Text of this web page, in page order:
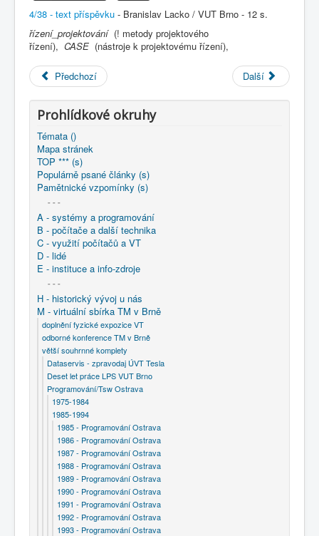
Historické počítače
COBOL
O nás
Úvod
M - virtuální sbírka TM v Brně
větší souhrnné komplety
Programování/Tsw Ostrava
1992 - Programování Ostrava
1992 - Projektové řízení a systémy CASE
4/38 - text příspěvku - Branislav Lacko / VUT Brno - 12 s.
řízení_projektování (! metody projektového
řízení), CASE (nástroje k projektovému řízení),
Předchozí Další
Prohlídkové okruhy
Témata ()
Mapa stránek
TOP *** (s)
Populárně psané články (s)
Pamětnické vzpomínky (s)
- - -
A - systémy a programování
B - počítače a další technika
C - využití počítačů a VT
D - lidé
E - instituce a info-zdroje
- - -
H - historický vývoj u nás
M - virtuální sbírka TM v Brně
doplnění fyzické expozice VT
odborné konference TM v Brně
větší souhrnné komplety
Dataservis - zpravodaj ÚVT Tesla
Deset let práce LPS VUT Brno
Programování/Tsw Ostrava
1975-1984
1985-1994
1985 - Programování Ostrava
1986 - Programování Ostrava
1987 - Programování Ostrava
1988 - Programování Ostrava
1989 - Programování Ostrava
1990 - Programování Ostrava
1991 - Programování Ostrava
1992 - Programování Ostrava
1993 - Programování Ostrava